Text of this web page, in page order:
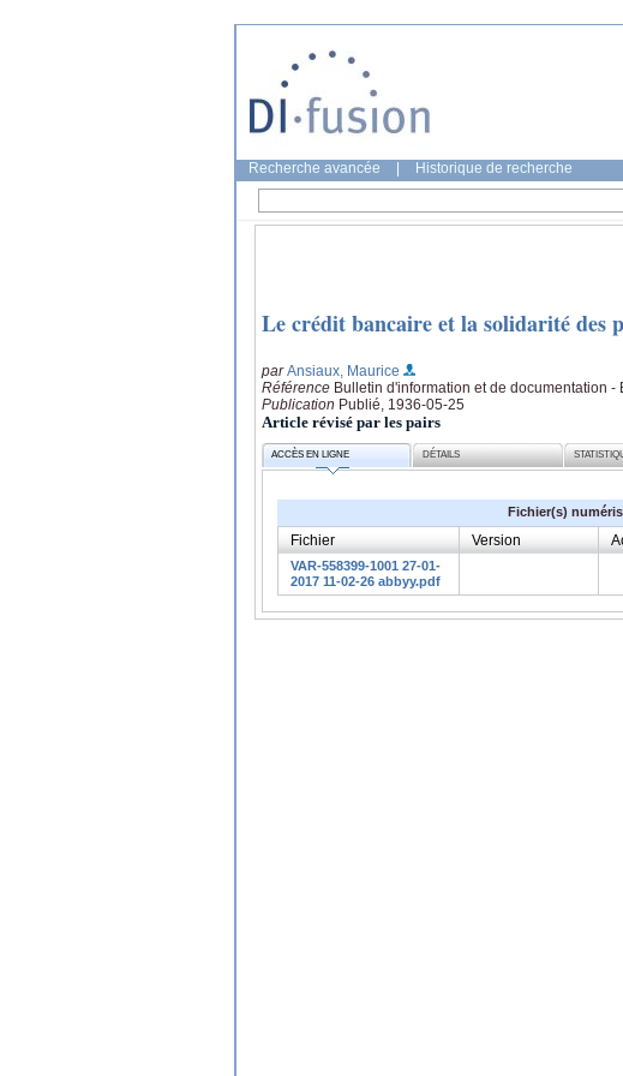
Recherche avancée Historique de recherche
Le crédit bancaire et la solidarité des
parAnsiaux, Maurice
Référence Bulletin d'information et de documentation
Publication Publié, 1936-05-25
Article révisé par les pairs
ACCÈS EN LIGNE DÉTAILS
Fichier(s)
Fichier Version
VAR-558399-1001 27-01-
2017 11-02-26 abbyy.pdf